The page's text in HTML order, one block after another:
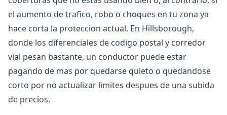
el aumento de trafico, robo o choques en tu zona ya
hace corta la proteccion actual. En Hillsborough,
donde los diferenciales de codigo postal y corredor
vial pesan bastante, un conductor puede estar
pagando de mas por quedarse quieto o quedandose
corto por no actualizar limites despues de una subida
de precios.